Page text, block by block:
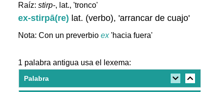
Raíz:stirp-, lat., 'tronco'
ex-stirpā(re) lat. (verbo), 'arrancar de cuajo'
Nota: Con un preverbioex'hacia fuera'
1 palabra antigua usa el lexema:
Palabra